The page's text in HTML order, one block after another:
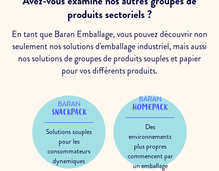
produits sectoriels ?
En tant que Baran Emballage, vous pouvez découvrir non
seulement nos solutions d'emballage industriel, mais aussi
nos solutions de groupes de produits souples et papier
pour vos différents produits.
BARAN
SNACKPACK
Solutions souples
pour les
consommateurs
dynamiques
BARAN
HOMEPACK
Des
environnements
plus propres
commencent par
un emballage